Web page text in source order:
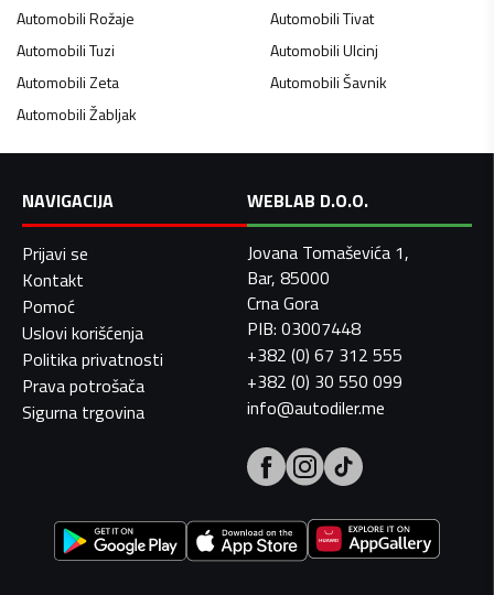
AutomobiliRožaje AutomobiliTivat
AutomobiliTuzi AutomobiliUlcinj
AutomobiliZeta AutomobiliŠavnik
AutomobiliŽabljak
NAVIGACIJA
Prijavi se
Kontakt
Pomoć
Uslovi korišćenja
Politika privatnosti
Prava potrošača
Sigurna trgovina
WEBLAB D.O.O.
Jovana Tomaševića 1,
Bar, 85000
Crna Gora
PIB: 03007448
+382 (0) 67 312 555
+382 (0) 30 550 099
info@autodiler.me